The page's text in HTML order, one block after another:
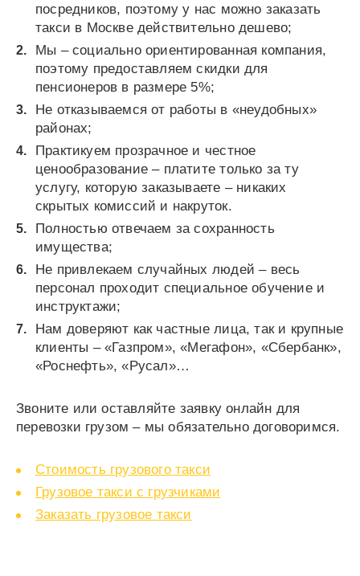
посредников, поэтому у нас можно заказать
такси в Москве действительно дешево;
Мы – социально ориентированная компания,
поэтому предоставляем скидки для
пенсионеров в размере 5%;
Не отказываемся от работы в «неудобных»
районах;
Практикуем прозрачное и честное
ценообразование – платите только за ту
услугу, которую заказываете – никаких
скрытых комиссий и накруток.
Полностью отвечаем за сохранность
имущества;
Не привлекаем случайных людей – весь
персонал проходит специальное обучение и
инструктажи;
Нам доверяют как частные лица, так и крупные
клиенты – «Газпром», «Мегафон», «Сбербанк»,
«Роснефть», «Русал»…
Звоните или оставляйте заявку онлайн для
перевозки грузом – мы обязательно договоримся.
Стоимость грузового такси
Грузовое такси с грузчиками
Заказать грузовое такси